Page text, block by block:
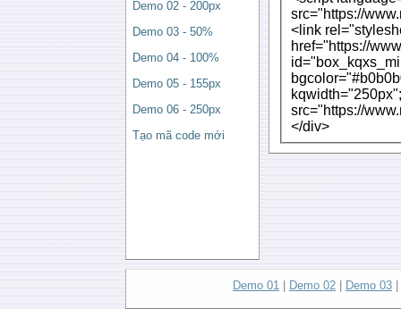
Demo 02 - 200px
Demo 03 - 50%
Demo 04 - 100%
Demo 05 - 155px
Demo 06 - 250px
Tạo mã code mới
src="https://
<link rel="stylesheet" type="text/css"
href="https://
src="https://
</div>
Demo 01 Demo 02 Demo 03